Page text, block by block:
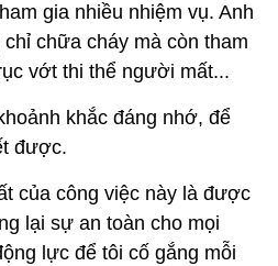
gia nhiều nhiệm vụ. Anh
chữa cháy mà còn tham
vớt thi thể người mất...
khắc đáng nhớ, để
được.
của công việc này là được
lại sự an toàn cho mọi
lực để tôi cố gắng mỗi